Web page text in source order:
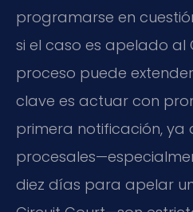
programarse en
si el caso es apelado al
proceso puede
clave es actuar con
primera notificación, ya
diez días para apelar